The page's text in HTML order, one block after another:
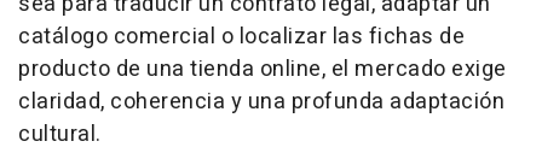
catálogo comercial o localizar las fichas de
producto de una tienda online, el mercado exige
claridad, coherencia y una profunda adaptación
cultural.